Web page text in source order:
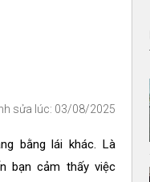
sửa lúc: 03/08/2025
bằng lái khác. Là
bạn cảm thấy việc